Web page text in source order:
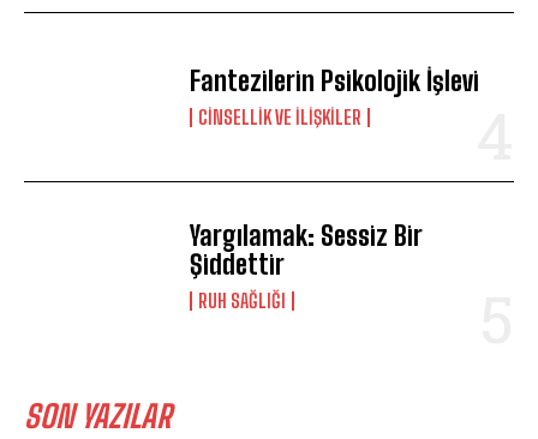
Fantezilerin Psikolojik İşlevi
CINSELLIK VE İLIŞKILER
Yargılamak: Sessiz Bir
Şiddettir
⁠RUH SAĞLIĞI
SON YAZILAR